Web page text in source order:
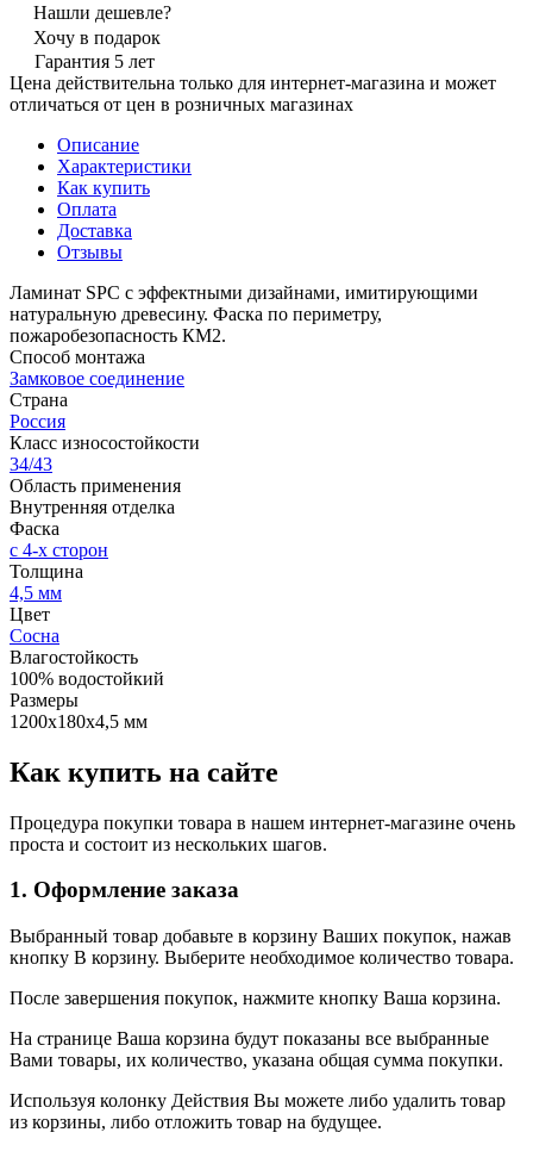
Нашли дешевле?
Хочу в подарок
Гарантия 5 лет
Цена действительна только для интернет-магазина и может
отличаться от цен в розничных магазинах
Описание
Характеристики
Как купить
Оплата
Доставка
Отзывы
Ламинат SPC с эффектными дизайнами, имитирующими
натуральную древесину. Фаска по периметру,
пожаробезопасность КМ2.
Способ монтажа
Замковое соединение
Страна
Россия
Класс износостойкости
34/43
Область применения
Внутренняя отделка
Фаска
с 4-х сторон
Толщина
4,5 мм
Цвет
Сосна
Влагостойкость
100% водостойкий
Размеры
1200х180х4,5 мм
Как купить на сайте
Процедура покупки товара в нашем интернет-магазине очень
проста и состоит из нескольких шагов.
1. Оформление заказа
Выбранный товар добавьте в корзину Ваших покупок, нажав
кнопку В корзину. Выберите необходимое количество товара.
После завершения покупок, нажмите кнопку Ваша корзина.
На странице Ваша корзина будут показаны все выбранные
Вами товары, их количество, указана общая сумма покупки.
Используя колонку Действия Вы можете либо удалить товар
из корзины, либо отложить товар на будущее.